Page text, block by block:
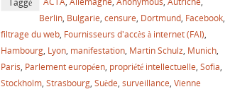
Taggé
Berlin, Bulgarie, censure, Dortmund, Facebook,
filtrage du web, Fournisseurs d'accès à internet (FAI),
Hambourg, Lyon, manifestation, Martin Schulz, Munich,
Paris, Parlement européen, propriété intellectuelle, Sofia,
Stockholm, Strasbourg, Suède, surveillance, Vienne